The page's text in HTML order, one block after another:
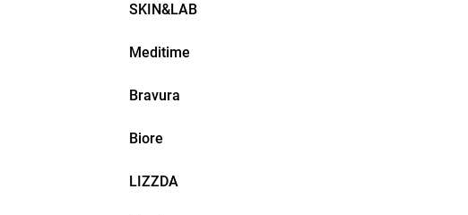
SKIN&LAB
Meditime
Bravura
Biore
LIZZDA